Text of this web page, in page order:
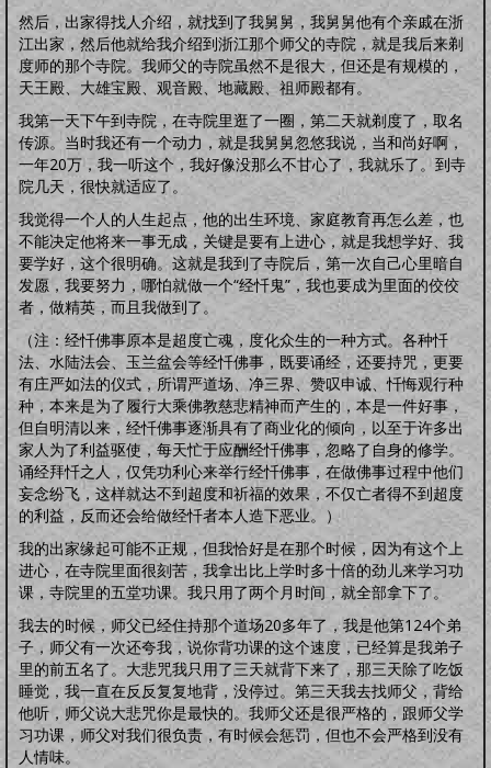
然后，出家得找人介绍，就找到了我舅舅，我舅舅他有个亲戚在浙
江出家，然后他就给我介绍到浙江那个师父的寺院，就是我后来剃
度师的那个寺院。我师父的寺院虽然不是很大，但还是有规模的，
天王殿、大雄宝殿、观音殿、地藏殿、祖师殿都有。
我第一天下午到寺院，在寺院里逛了一圈，第二天就剃度了，取名
传源。当时我还有一个动力，就是我舅舅忽悠我说，当和尚好啊，
一年20万，我一听这个，我好像没那么不甘心了，我就乐了。到寺
院几天，很快就适应了。
我觉得一个人的人生起点，他的出生环境、家庭教育再怎么差，也
不能决定他将来一事无成，关键是要有上进心，就是我想学好、我
要学好，这个很明确。这就是我到了寺院后，第一次自己心里暗自
发愿，我要努力，哪怕就做一个“经忏鬼”，我也要成为里面的佼佼
者，做精英，而且我做到了。
（注：经忏佛事原本是超度亡魂，度化众生的一种方式。各种忏
法、水陆法会、玉兰盆会等经忏佛事，既要诵经，还要持咒，更要
有庄严如法的仪式，所谓严道场、净三界、赞叹申诚、忏悔观行种
种，本来是为了履行大乘佛教慈悲精神而产生的，本是一件好事，
但自明清以来，经忏佛事逐渐具有了商业化的倾向，以至于许多出
家人为了利益驱使，每天忙于应酬经忏佛事，忽略了自身的修学。
诵经拜忏之人，仅凭功利心来举行经忏佛事，在做佛事过程中他们
妄念纷飞，这样就达不到超度和祈福的效果，不仅亡者得不到超度
的利益，反而还会给做经忏者本人造下恶业。）
我的出家缘起可能不正规，但我恰好是在那个时候，因为有这个上
进心，在寺院里面很刻苦，我拿出比上学时多十倍的劲儿来学习功
课，寺院里的五堂功课。我只用了两个月时间，就全部拿下了。
我去的时候，师父已经住持那个道场20多年了，我是他第124个弟
子，师父有一次还夸我，说你背功课的这个速度，已经算是我弟子
里的前五名了。大悲咒我只用了三天就背下来了，那三天除了吃饭
睡觉，我一直在反反复复地背，没停过。第三天我去找师父，背给
他听，师父说大悲咒你是最快的。我师父还是很严格的，跟师父学
习功课，师父对我们很负责，有时候会惩罚，但也不会严格到没有
人情味。